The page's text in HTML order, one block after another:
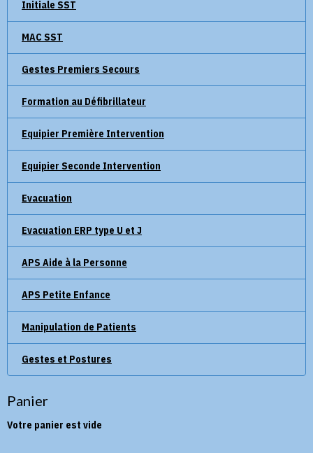
Initiale SST
MAC SST
Gestes Premiers Secours
Formation au Défibrillateur
Equipier Première Intervention
Equipier Seconde Intervention
Evacuation
Evacuation ERP type U et J
APS Aide à la Personne
APS Petite Enfance
Manipulation de Patients
Gestes et Postures
Panier
Votre panier est vide